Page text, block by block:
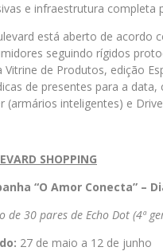
e infraestrutura completa
está aberto de acordo
seguindo rígidos
Vitrine de Produtos, edição
de presentes para a
(armários inteligentes) e
SHOPPING
“O Amor Conecta” –
de 30 pares de Echo Dot (4ª
27 de maio a 12 de junho